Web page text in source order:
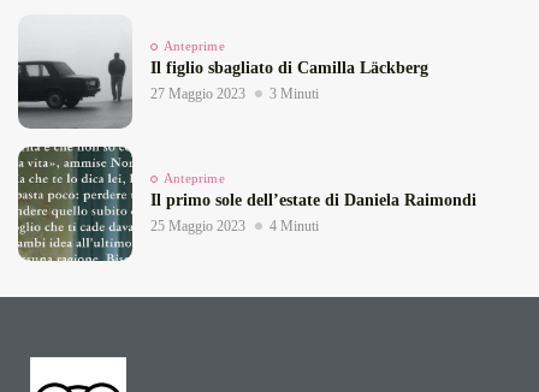
Anteprime
Il figlio sbagliato di Camilla Läckberg
27 Maggio 2023 3 Minuti
Anteprime
Il primo sole dell’estate di Daniela Raimondi
25 Maggio 2023 4 Minuti